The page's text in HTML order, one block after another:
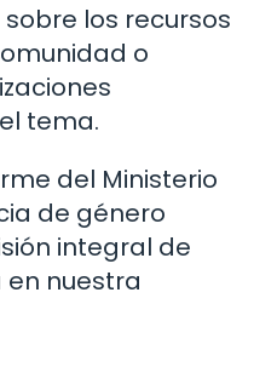
los recursos
o
tema.
del Ministerio
de género
integral de
nuestra